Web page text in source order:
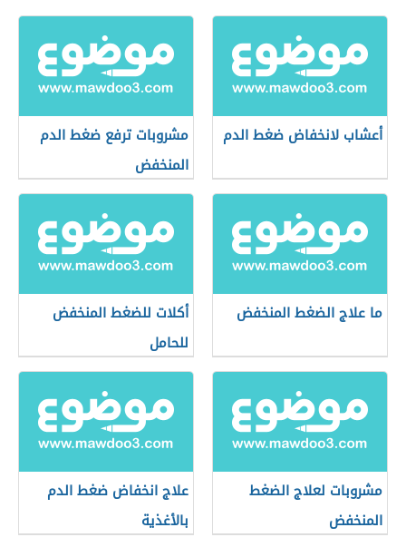
أعشاب لانخفاض ضغط الدم
مشروبات ترفع ضغط الدم
المنخفض
ما علاج الضغط المنخفض
أكلات للضغط المنخفض
للحامل
مشروبات لعلاج الضغط
المنخفض
علاج انخفاض ضغط الدم
بالأغذية